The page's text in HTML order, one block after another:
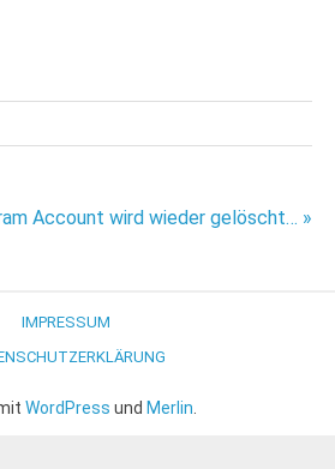
Account wird wieder gelöscht… »
IMPRESSUM
WordPress und Merlin